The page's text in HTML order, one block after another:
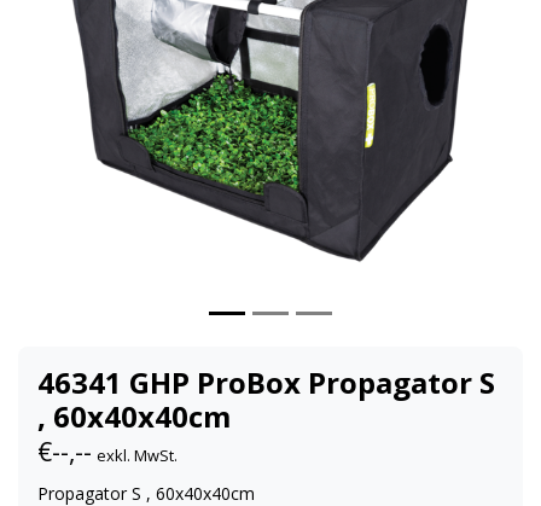
Zurück
46341 GHP ProBox Propagator S
, 60x40x40cm
€--,-- exkl. MwSt.
Propagator S , 60x40x40cm